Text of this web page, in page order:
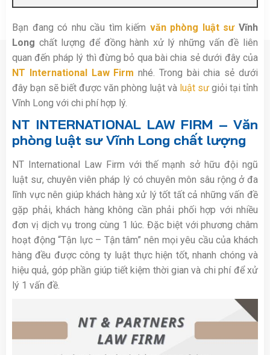
Bạn đang có nhu cầu tìm kiếm văn phòng luật sưVĩnh
Long chất lượng để đồng hành xử lý những vấn đề liên
quan đến pháp lý thì đừng bỏ qua bài chia sẻ dưới đây của
NT International Law Firm nhé. Trong bài chia sẻ dưới
đây bạn sẽ biết được văn phòng luật và luật sư giỏi tại tỉnh
Vĩnh Long với chi phí hợp lý.
NT INTERNATIONAL LAW FIRM – Văn
phòng luật sư Vĩnh Long chất lượng
NT International Law Firm với thế mạnh sở hữu đội ngũ
luật sư, chuyên viên pháp lý có chuyên môn sâu rộng ở đa
lĩnh vực nên giúp khách hàng xử lý tốt tất cả những vấn đề
gặp phải, khách hàng không cần phải phối hợp với nhiều
đơn vị dịch vụ trong cùng 1 lúc. Đặc biệt với phương châm
hoạt động “Tận lực – Tận tâm” nên mọi yêu cầu của khách
hàng đều được công ty luật thực hiện tốt, nhanh chóng và
hiệu quả, góp phần giúp tiết kiệm thời gian và chi phí để xử
lý 1 vấn đề.